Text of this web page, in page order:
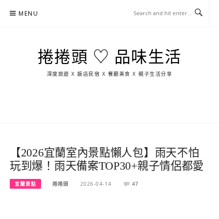
MENU
捲捲頭 ♡ 品味生活
深度旅遊 X 飯店民宿 X 餐廳美食 X 親子生活分享
【2026宜蘭室內景點懶人包】雨天不怕
玩到爆！雨天備案TOP30+親子情侶都愛
宜蘭景點 捲捲頭 2026-04-14 47